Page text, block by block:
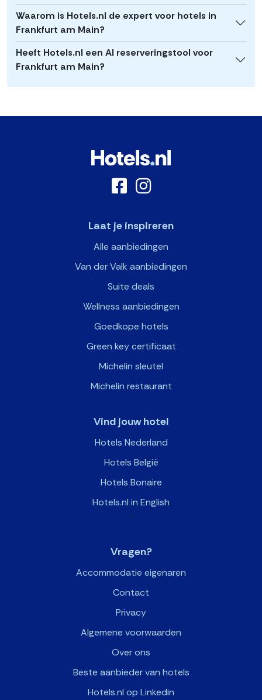
Waarom is Hotels.nl de expert voor hotels in
Frankfurt am Main?
Heeft Hotels.nl een AI reserveringstool voor
Frankfurt am Main?
Laat je inspireren
Alle aanbiedingen
Van der Valk aanbiedingen
Suite deals
Wellness aanbiedingen
Goedkope hotels
Green key certificaat
Michelin sleutel
Michelin restaurant
Vind jouw hotel
Hotels Nederland
Hotels België
Hotels Bonaire
Hotels.nl in English
>
Vragen?
Accommodatie eigenaren
Contact
Privacy
Algemene voorwaarden
Over ons
Beste aanbieder van hotels
Hotels.nl op Linkedin